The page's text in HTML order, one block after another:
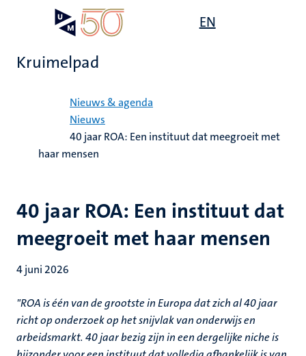
EN
Kruimelpad
Nieuws & agenda
Nieuws
40 jaar ROA: Een instituut dat meegroeit met
haar mensen
40 jaar ROA: Een instituut dat
meegroeit met haar mensen
4 juni 2026
"ROA is één van de grootste in Europa dat zich al 40 jaar
richt op onderzoek op het snijvlak van onderwijs en
arbeidsmarkt. 40 jaar bezig zijn in een dergelijke niche is